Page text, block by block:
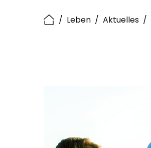
/ Leben / Aktuelles /